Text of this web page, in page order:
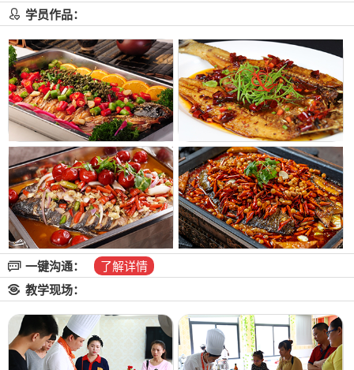
学员作品：
一键沟通：
了解详情
教学现场：